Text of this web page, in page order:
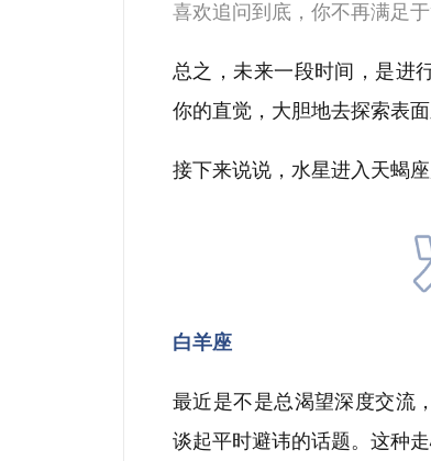
喜欢追问到底 ， 你不再满足
总之，未来一段时间，是进
你的直觉，大胆地去探索表面
接下来说说，水星进入天蝎
白羊座
最近是不是总渴望深度交流
谈起平时避讳的话题。这种